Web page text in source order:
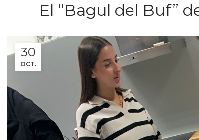
El “Bagul del Buf”
30
OCT.